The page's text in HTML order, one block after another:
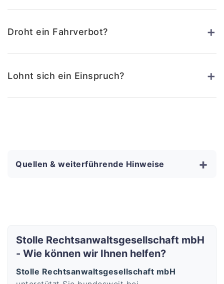
Droht ein Fahrverbot? +
Lohnt sich ein Einspruch? +
Quellen & weiterführende Hinweise +
Stolle Rechtsanwaltsgesellschaft mbH
- Wie können wir Ihnen helfen?
Stolle Rechtsanwaltsgesellschaft mbH